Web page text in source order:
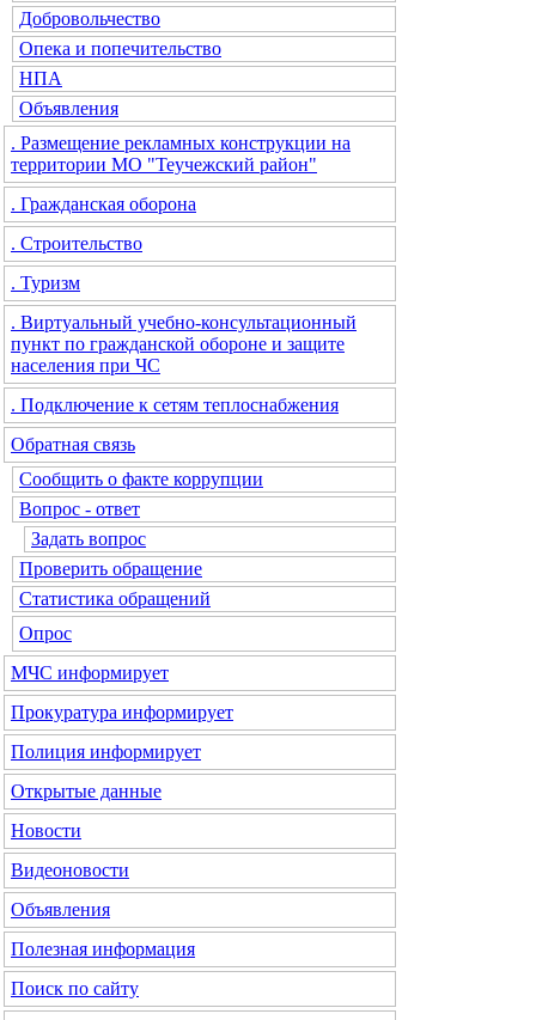
Добровольчество
Опека и попечительство
НПА
Объявления
. Размещение рекламных конструкции на
территории МО "Теучежский район"
. Гражданская оборона
. Строительство
. Туризм
. Виртуальный учебно-консультационный
пункт по гражданской обороне и защите
населения при ЧС
. Подключение к сетям теплоснабжения
Обратная связь
Сообщить о факте коррупции
Вопрос - ответ
Задать вопрос
Проверить обращение
Статистика обращений
Опрос
МЧС информирует
Прокуратура информирует
Полиция информирует
Открытые данные
Новости
Видеоновости
Объявления
Полезная информация
Поиск по сайту